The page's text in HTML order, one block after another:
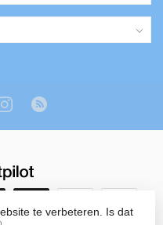
te verbeteren. Is dat